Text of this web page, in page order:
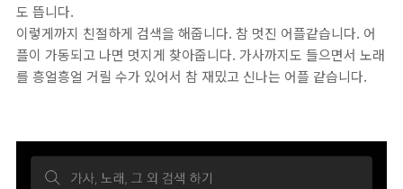
도 뜹니다.
이렇게까지 친절하게 검색을 해줍니다. 참 멋진 어플같습니다. 어
플이 가동되고 나면 멋지게 찾아줍니다. 가사까지도 들으면서 노래
를 흥얼흥얼 거릴 수가 있어서 참 재밌고 신나는 어플 같습니다.